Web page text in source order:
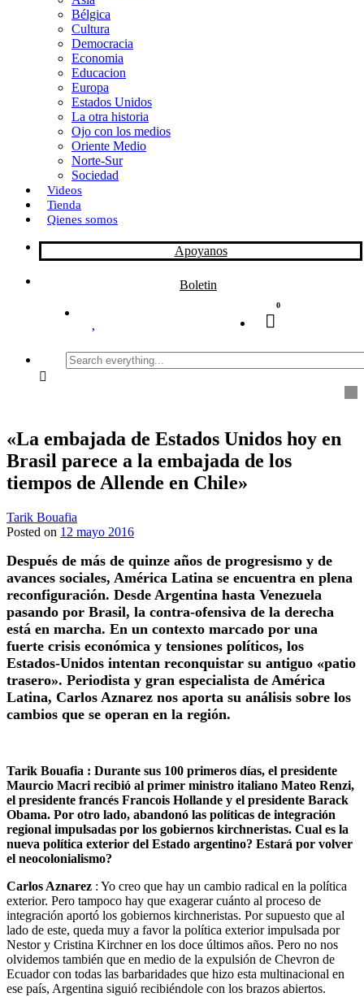
i
r
Bélgica
Cultura
Democracia
Economia
Educacion
Europa
Estados Unidos
La otra historia
Ojo con los medios
Oriente Medio
Norte-Sur
Sociedad
Videos
Tienda
Qienes somos
Apoyanos
Boletin
0
Search
everything...
«La embajada de Estados Unidos hoy en
Brasil parece a la embajada de los
tiempos de Allende en Chile»
Tarik Bouafia
Posted on 12 mayo 2016
Después de más de quinze años de progresismo y de
avances sociales, América Latina se encuentra en plena
reconfiguración. Desde Argentina hasta Venezuela
pasando por Brasil, la contra-ofensiva de la derecha
está en marcha. En un contexto marcado por una
fuerte crisis económica y tensiones políticos, los
Estados-Unidos intentan reconquistar su antiguo «patio
trasero». Periodista y gran especialista de América
Latina, Carlos Aznarez nos aporta su análisis sobre los
cambios que se operan en la región.
Tarik Bouafia : Durante sus 100 primeros días, el presidente
Maurcio Macri recibió al primer ministro italiano Mateo Renzi,
el presidente francés Francois Hollande y el presidente Barack
Obama. Por otro lado, abandonó las políticas de integración
regional impulsadas por los gobiernos kirchneristas. Cual es la
nueva política exterior del Estado argentino? Estará por volver
el neocolonialismo?
Carlos Aznarez : Yo creo que hay un cambio radical en la política
exterior. Pero tampoco hay que exagerar cuánto al proceso de
integración aportó los gobiernos kirchneristas. Por supuesto que al
lado de este, queda muy a favor la política exterior impulsada por
Nestor y Cristina Kirchner en los doce últimos años. Pero no nos
olvidemos también que en medio de la expulsión de Chevron de
Ecuador con todas las barbaridades que hizo esta multinacional en
ese país, Argentina siguió recibiéndole con los brazos abiertos.